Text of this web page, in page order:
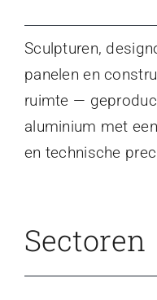
Sculpturen,
panelen en
ruimte —
aluminium met
en technische
Sectoren